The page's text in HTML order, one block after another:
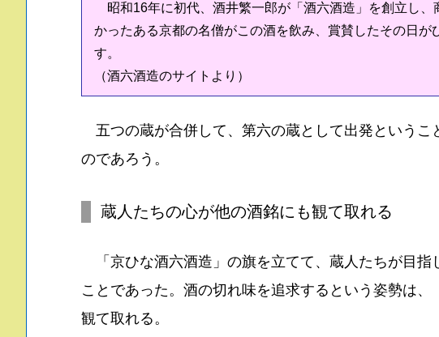
昭和16年に初代、酒井繁一郎が「酒六酒造」を創立し、
かったある京都の名僧がこの酒を飲み、賞賛したその日が
す。
（酒六酒造のサイトより）
五つの蔵が合併して、第六の蔵として出発というこ
のであろう。
蔵人たちの心が他の酒銘にも観て取れる
「京ひな酒六酒造」の旗を立てて、蔵人たちが目指
ことであった。酒の切れ味を追求するという姿勢は
観て取れる。